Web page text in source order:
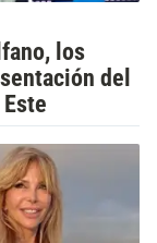
los
del